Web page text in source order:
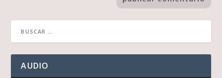
AUDIO